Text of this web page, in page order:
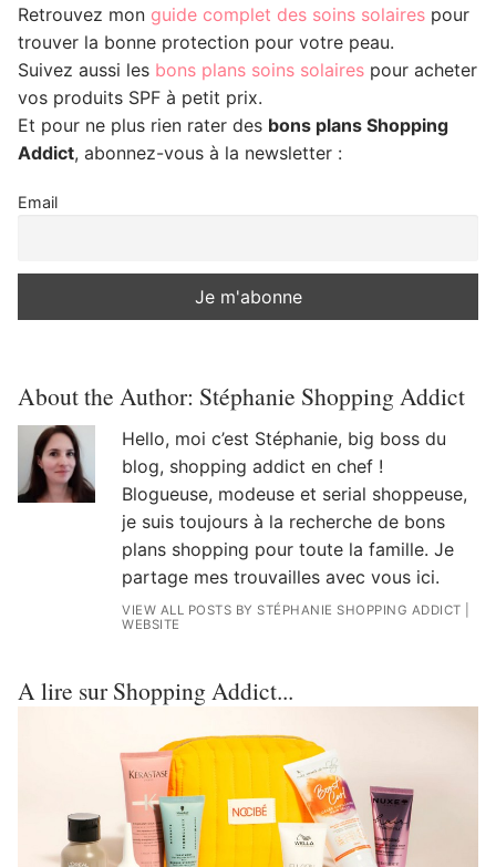
Retrouvez mon guide complet des soins solaires pour
trouver la bonne protection pour votre peau.
Suivez aussi les bons plans soins solaires pour acheter
vos produits SPF à petit prix.
Et pour ne plus rien rater des bons plans Shopping
Addict, abonnez-vous à la newsletter :
Email
About the Author: Stéphanie Shopping Addict
Hello, moi c’est Stéphanie, big boss du
blog, shopping addict en chef !
Blogueuse, modeuse et serial shoppeuse,
je suis toujours à la recherche de bons
plans shopping pour toute la famille. Je
partage mes trouvailles avec vous ici.
VIEW ALL POSTS BY STÉPHANIE SHOPPING ADDICT
WEBSITE
A lire sur Shopping Addict...